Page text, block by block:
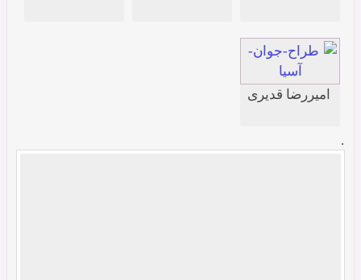
امیررضا قدیری
.